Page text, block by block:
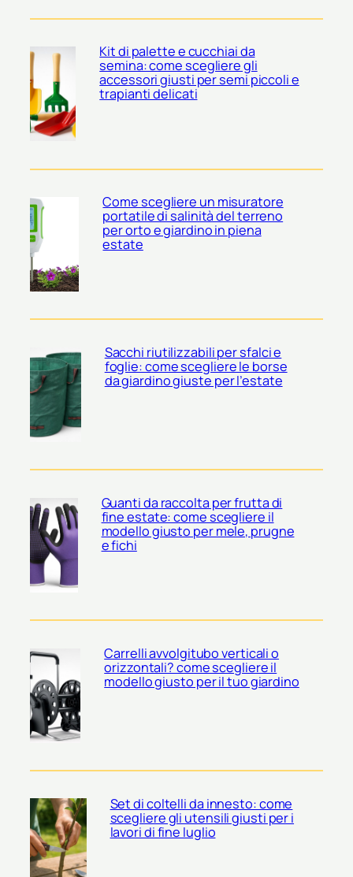
Kit di palette e cucchiai da
semina: come scegliere gli
accessori giusti per semi piccoli e
trapianti delicati
Come scegliere un misuratore
portatile di salinità del terreno
per orto e giardino in piena
estate
Sacchi riutilizzabili per sfalci e
foglie: come scegliere le borse
da giardino giuste per l’estate
Guanti da raccolta per frutta di
fine estate: come scegliere il
modello giusto per mele, prugne
e fichi
Carrelli avvolgitubo verticali o
orizzontali? come scegliere il
modello giusto per il tuo giardino
Set di coltelli da innesto: come
scegliere gli utensili giusti per i
lavori di fine luglio